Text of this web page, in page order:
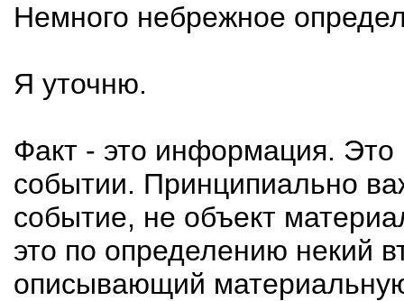
Немного небрежное
Я уточню.
Факт - это информация.
событии. Принципиально
событие, не объект
это по определению некий
описывающий